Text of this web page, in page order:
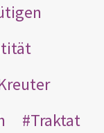
Traktat